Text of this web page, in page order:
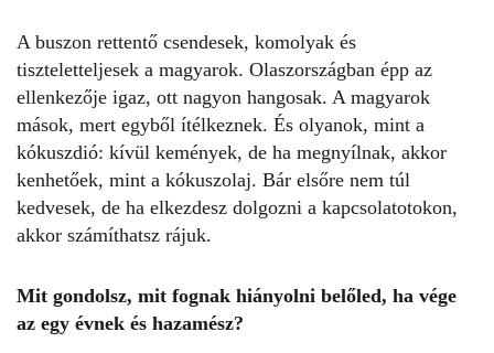
A buszon rettentő csendesek, komolyak és
tiszteletteljesek a magyarok. Olaszországban épp az
ellenkezője igaz, ott nagyon hangosak. A magyarok
mások, mert egyből ítélkeznek. És olyanok, mint a
kókuszdió: kívül kemények, de ha megnyílnak, akkor
kenhetőek, mint a kókuszolaj. Bár elsőre nem túl
kedvesek, de ha elkezdesz dolgozni a kapcsolatotokon,
akkor számíthatsz rájuk.
Mit gondolsz, mit fognak hiányolni belőled, ha vége
az egy évnek és hazamész?